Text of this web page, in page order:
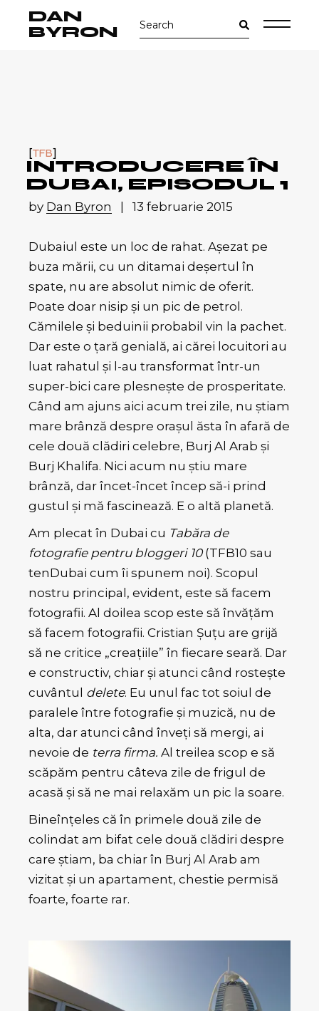
content
DAN
BYRON
for:
TFB
INTRODUCERE ÎN
DUBAI, EPISODUL 1
by Dan Byron 13 februarie 2015
Dubaiul este un loc de rahat. Așezat pe
buza mării, cu un ditamai deșertul în
spate, nu are absolut nimic de oferit.
Poate doar nisip și un pic de petrol.
Cămilele și beduinii probabil vin la pachet.
Dar este o țară genială, ai cărei locuitori au
luat rahatul și l-au transformat într-un
super-bici care plesnește de prosperitate.
Când am ajuns aici acum trei zile, nu știam
mare brânză despre orașul ăsta în afară de
cele două clădiri celebre, Burj Al Arab și
Burj Khalifa. Nici acum nu știu mare
brânză, dar încet-încet încep să-i prind
gustul și mă fascinează. E o altă planetă.
Am plecat în Dubai cu Tabăra de
fotografie pentru bloggeri 10(TFB10 sau
tenDubai cum îi spunem noi). Scopul
nostru principal, evident, este să facem
fotografii. Al doilea scop este să învățăm
să facem fotografii. Cristian Șuțu are grijă
să ne critice „creațiile” în fiecare seară. Dar
e constructiv, chiar și atunci când rostește
cuvântul delete. Eu unul fac tot soiul de
paralele între fotografie și muzică, nu de
alta, dar atunci când înveți să mergi, ai
nevoie de terra firma.Al treilea scop e să
scăpăm pentru câteva zile de frigul de
acasă și să ne mai relaxăm un pic la soare.
Bineînțeles că în primele două zile de
colindat am bifat cele două clădiri despre
care știam, ba chiar în Burj Al Arab am
vizitat și un apartament, chestie permisă
foarte, foarte rar.